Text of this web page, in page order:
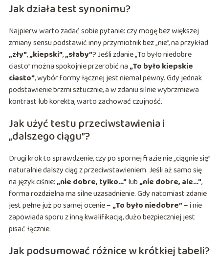
Jak działa test synonimu?
Najpierw warto zadać sobie pytanie: czy mogę bez większej
zmiany sensu podstawić inny przymiotnik bez „nie”, na przykład
„zły”,„kiepski”,„słaby”? Jeśli zdanie „To było niedobre
ciasto” można spokojnie przerobić na„To było kiepskie
ciasto”, wybór formy łącznej jest niemal pewny. Gdy jednak
podstawienie brzmi sztucznie, a w zdaniu silnie wybrzmiewa
kontrast lub korekta, warto zachować czujność.
Jak użyć testu przeciwstawienia i
„dalszego ciągu”?
Drugi krok to sprawdzenie, czy po spornej frazie nie „ciągnie się”
naturalnie dalszy ciąg z przeciwstawieniem. Jeśli aż samo się
na język ciśnie:„nie dobre, tylko…”lub„nie dobre, ale…”,
forma rozdzielna ma silne uzasadnienie. Gdy natomiast zdanie
jest pełne już po samej ocenie –„To było niedobre”– i nie
zapowiada sporu z inną kwalifikacją, dużo bezpieczniej jest
pisać łącznie.
Jak podsumować różnice w krótkiej tabeli?